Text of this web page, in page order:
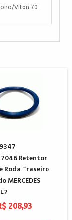
Viton 70
Retentor
Roda Traseiro
MERCEDES
208,93